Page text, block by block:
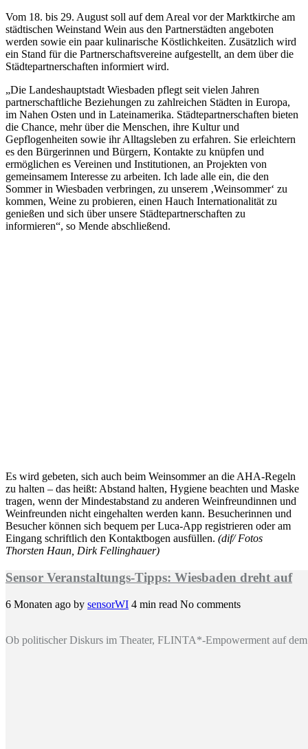
Vom 18. bis 29. August soll auf dem Areal vor der Marktkirche am
städtischen Weinstand Wein aus den Partnerstädten angeboten
werden sowie ein paar kulinarische Köstlichkeiten. Zusätzlich wird
ein Stand für die Partnerschaftsvereine aufgestellt, an dem über die
Städtepartnerschaften informiert wird.
„Die Landeshauptstadt Wiesbaden pflegt seit vielen Jahren
partnerschaftliche Beziehungen zu zahlreichen Städten in Europa,
im Nahen Osten und in Lateinamerika. Städtepartnerschaften bieten
die Chance, mehr über die Menschen, ihre Kultur und
Gepflogenheiten sowie ihr Alltagsleben zu erfahren. Sie erleichtern
es den Bürgerinnen und Bürgern, Kontakte zu knüpfen und
ermöglichen es Vereinen und Institutionen, an Projekten von
gemeinsamem Interesse zu arbeiten. Ich lade alle ein, die den
Sommer in Wiesbaden verbringen, zu unserem ‚Weinsommer‘ zu
kommen, Weine zu probieren, einen Hauch Internationalität zu
genießen und sich über unsere Städtepartnerschaften zu
informieren“, so Mende abschließend.
Es wird gebeten, sich auch beim Weinsommer an die AHA-Regeln
zu halten – das heißt: Abstand halten, Hygiene beachten und Maske
tragen, wenn der Mindestabstand zu anderen Weinfreundinnen und
Weinfreunden nicht eingehalten werden kann. Besucherinnen und
Besucher können sich bequem per Luca-App registrieren oder am
Eingang schriftlich den Kontaktbogen ausfüllen. (dif/ Fotos
Thorsten Haun, Dirk Fellinghauer)
Sensor Veranstaltungs-Tipps: Wiesbaden dreht auf
6 Monaten ago by sensorWI 4 min read No comments
Ob politischer Diskurs im Theater, FLINTA*-Empowerment auf